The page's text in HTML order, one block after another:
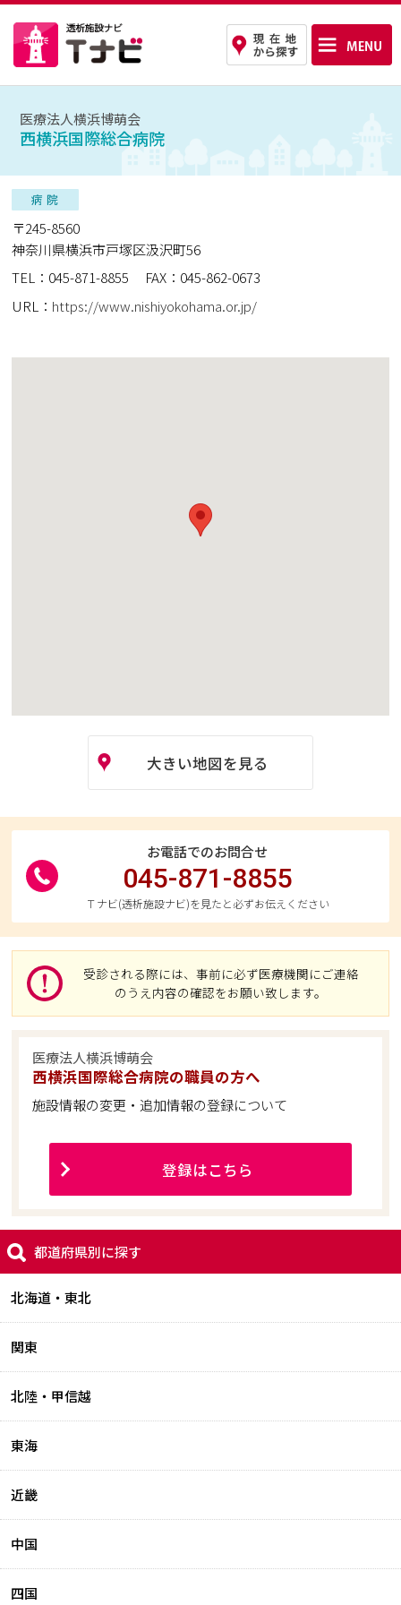
医療法人横浜博萌会
西横浜国際総合病院
〒245-8560
神奈川県横浜市戸塚区汲沢町56
TEL：045-871-8855
FAX：045-862-0673
URL： https://www.nishiyokohama.or.jp/
大きい地図を見る
お電話でのお問合せ
045-871-8855
Ｔナビ(透析施設ナビ)を見たと必ずお伝えください
受診される際には、事前に必ず医療機関にご連絡
のうえ内容の確認をお願い致します。
医療法人横浜博萌会
西横浜国際総合病院の職員の方へ
施設情報の変更・追加情報の登録について
登録はこちら
都道府県別に探す
北海道・東北
関東
北陸・甲信越
東海
近畿
中国
四国